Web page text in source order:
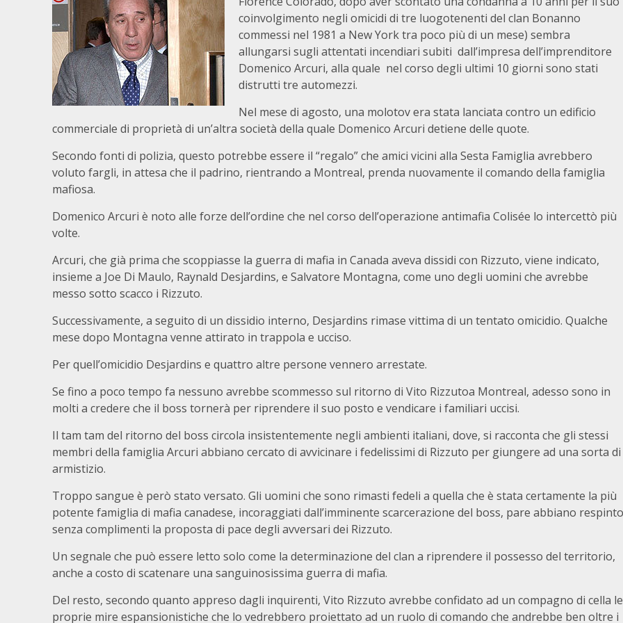
coinvolgimento negli omicidi di tre luogotenenti del clan Bonanno
commessi nel 1981 a New York tra poco più di un mese) sembra
allungarsi sugli attentati incendiari subiti dall’impresa dell’imprenditore
Domenico Arcuri, alla quale nel corso degli ultimi 10 giorni sono stati
distrutti tre automezzi.
Nel mese di agosto, una molotov era stata lanciata contro un edificio
commerciale di proprietà di un’altra società della quale Domenico Arcuri detiene delle quote.
Secondo fonti di polizia, questo potrebbe essere il “regalo” che amici vicini alla Sesta Famiglia avrebbero
voluto fargli, in attesa che il padrino, rientrando a Montreal, prenda nuovamente il comando della famiglia
mafiosa.
Domenico Arcuri è noto alle forze dell’ordine che nel corso dell’operazione antimafia Colisée lo intercettò più
volte.
Arcuri, che già prima che scoppiasse la guerra di mafia in Canada aveva dissidi con Rizzuto, viene indicato,
insieme a Joe Di Maulo, Raynald Desjardins, e Salvatore Montagna, come uno degli uomini che avrebbe
messo sotto scacco i Rizzuto.
Successivamente, a seguito di un dissidio interno, Desjardins rimase vittima di un tentato omicidio. Qualche
mese dopo Montagna venne attirato in trappola e ucciso.
Per quell’omicidio Desjardins e quattro altre persone vennero arrestate.
Se fino a poco tempo fa nessuno avrebbe scommesso sul ritorno di Vito Rizzutoa Montreal, adesso sono in
molti a credere che il boss tornerà per riprendere il suo posto e vendicare i familiari uccisi.
Il tam tam del ritorno del boss circola insistentemente negli ambienti italiani, dove, si racconta che gli stessi
membri della famiglia Arcuri abbiano cercato di avvicinare i fedelissimi di Rizzuto per giungere ad una sorta di
armistizio.
Troppo sangue è però stato versato. Gli uomini che sono rimasti fedeli a quella che è stata certamente la più
potente famiglia di mafia canadese, incoraggiati dall’imminente scarcerazione del boss, pare abbiano respinto
senza complimenti la proposta di pace degli avversari dei Rizzuto.
Un segnale che può essere letto solo come la determinazione del clan a riprendere il possesso del territorio,
anche a costo di scatenare una sanguinosissima guerra di mafia.
Del resto, secondo quanto appreso dagli inquirenti, Vito Rizzuto avrebbe confidato ad un compagno di cella le
proprie mire espansionistiche che lo vedrebbero proiettato ad un ruolo di comando che andrebbe ben oltre i